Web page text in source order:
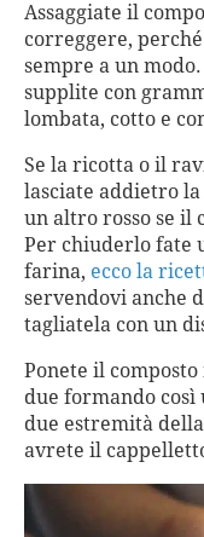
Assaggiate il
correggere,
sempre a un
supplite con
lombata, cotto e
Se la ricotta o il
lasciate addietro la
un altro rosso se il
Per chiuderlo fate
farina, ecco la
servendovi anche
tagliatela con un
Ponete il
due formando così
due estremità
avrete il